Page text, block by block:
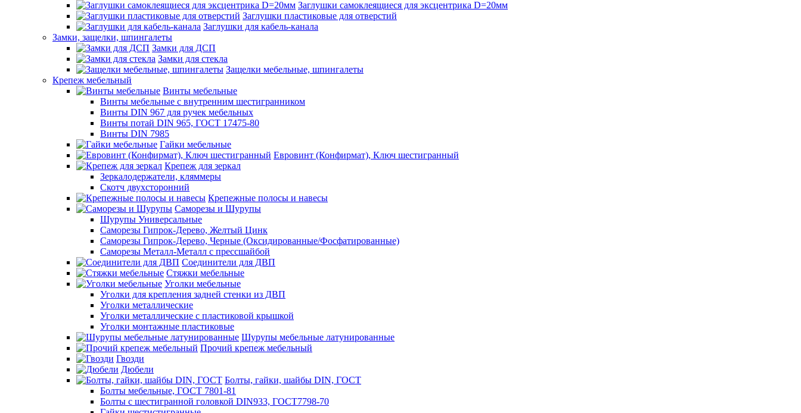
Заглушки самоклеящиеся для эксцентрика D=20мм
Заглушки пластиковые для отверстий
Заглушки для кабель-канала
Замки, защелки, шпингалеты
Замки для ДСП
Замки для стекла
Защелки мебельные, шпингалеты
Крепеж мебельный
Винты мебельные
Винты мебельные с внутренним шестигранником
Винты DIN 967 для ручек мебельных
Винты потай DIN 965, ГОСТ 17475-80
Винты DIN 7985
Гайки мебельные
Евровинт (Конфирмат), Ключ шестигранный
Крепеж для зеркал
Зеркалодержатели, кляммеры
Скотч двухсторонний
Крепежные полосы и навесы
Саморезы и Шурупы
Шурупы Универсальные
Саморезы Гипрок-Дерево, Желтый Цинк
Саморезы Гипрок-Дерево, Черные (Оксидированные/Фосфатированные)
Саморезы Металл-Металл с прессшайбой
Соединители для ДВП
Стяжки мебельные
Уголки мебельные
Уголки для крепления задней стенки из ДВП
Уголки металлические
Уголки металлические с пластиковой крышкой
Уголки монтажные пластиковые
Шурупы мебельные латунированные
Прочий крепеж мебельный
Гвозди
Дюбели
Болты, гайки, шайбы DIN, ГОСТ
Болты мебельные, ГОСТ 7801-81
Болты с шестигранной головкой DIN933, ГОСТ7798-70